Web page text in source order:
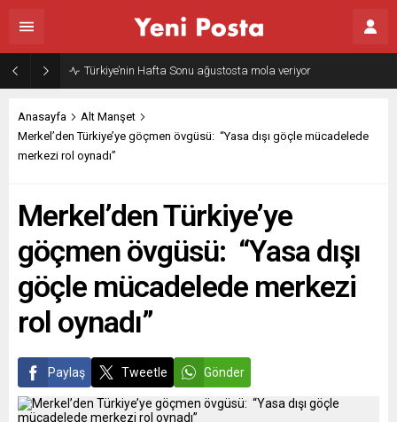
Türkiye’nin Hafta Sonu ağustosta mola veriyor
Anasayfa
Alt Manşet
Merkel’den Türkiye’ye göçmen övgüsü: “Yasa dışı göçle mücadelede
merkezi rol oynadı”
Merkel’den Türkiye’ye
göçmen övgüsü: “Yasa dışı
göçle mücadelede merkezi
rol oynadı”
Paylaş Tweetle Gönder